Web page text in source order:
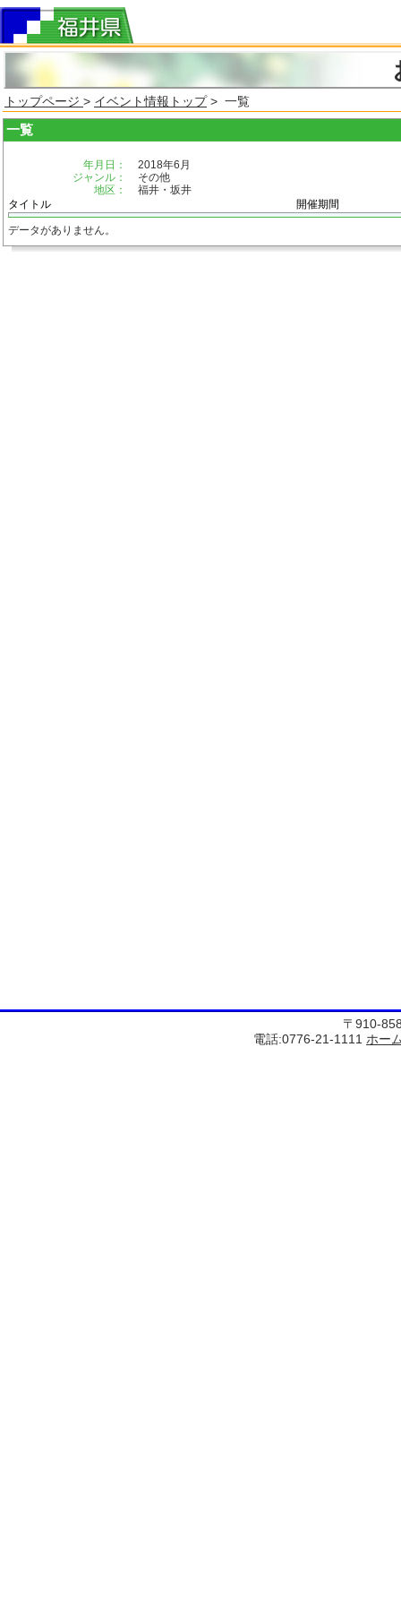
トップページ > イベント情報トップ> 一覧
一覧
年月日：
2018年6月
ジャンル：
その他
地区：
福井・坂井
タイトル
開催期間
データがありません。
〒910-
電話:0776-21-1111 ホー